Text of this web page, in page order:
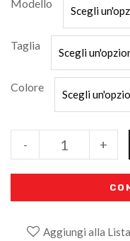
Modello
Taglia
Colore
+
-
Aggiungi alla